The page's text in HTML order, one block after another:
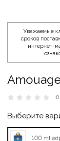
Уважаемые
сроков
интернет-
0
Выберите
100 ml